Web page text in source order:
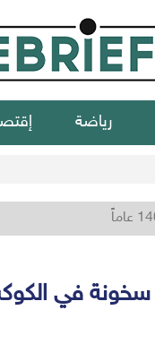
رياضة